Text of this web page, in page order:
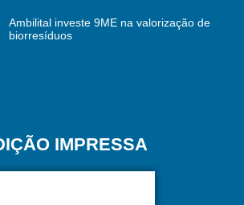
Ambilital investe 9ME na valorização de
biorresíduos
IMPRESSA